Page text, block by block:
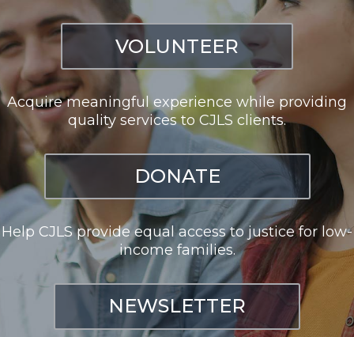
VOLUNTEER
Acquire meaningful experience while providing
quality services to CJLS clients.
DONATE
Help CJLS provide equal access to justice for low-
income families.
NEWSLETTER